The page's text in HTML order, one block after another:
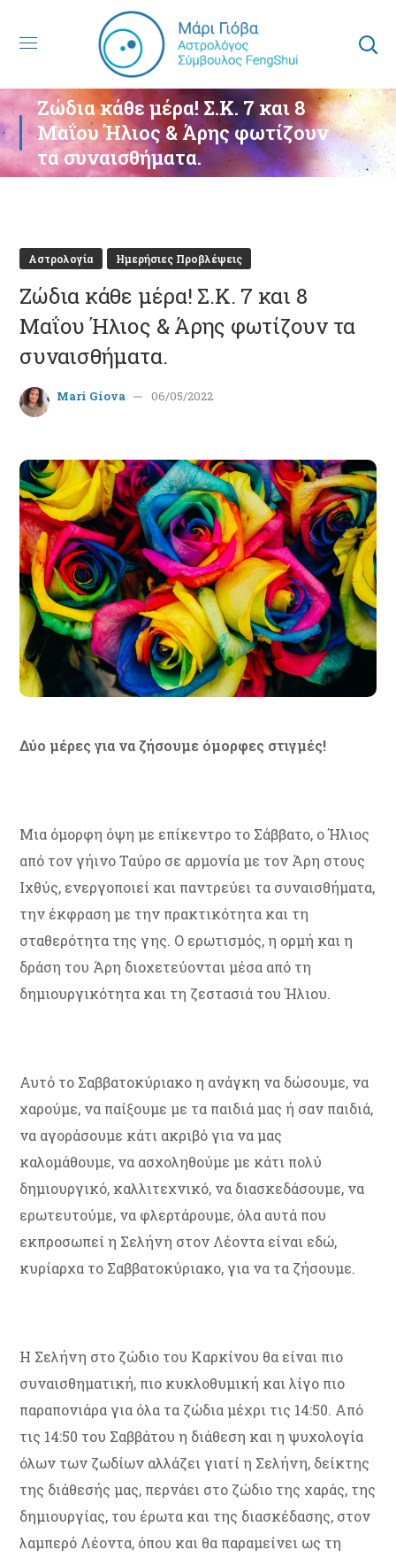
Ζώδια κάθε μέρα! Σ.Κ. 7 και 8
Μαΐου Ήλιος & Άρης φωτίζουν
τα συναισθήματα.
Αστρολογία Ημερήσιες Προβλέψεις
Ζώδια κάθε μέρα! Σ.Κ. 7 και 8
Μαΐου Ήλιος & Άρης φωτίζουν τα
συναισθήματα.
Mari Giova 06/05/2022
Δύο μέρες για να ζήσουμε όμορφες στιγμές!
Μια όμορφη όψη με επίκεντρο το Σάββατο, ο Ήλιος
από τον γήινο Ταύρο σε αρμονία με τον Άρη στους
Ιχθύς, ενεργοποιεί και παντρεύει τα συναισθήματα,
την έκφραση με την πρακτικότητα και τη
σταθερότητα της γης. Ο ερωτισμός, η ορμή και η
δράση του Άρη διοχετεύονται μέσα από τη
δημιουργικότητα και τη ζεστασιά του Ήλιου.
Αυτό το Σαββατοκύριακο η ανάγκη να δώσουμε, να
χαρούμε, να παίξουμε με τα παιδιά μας ή σαν παιδιά,
να αγοράσουμε κάτι ακριβό για να μας
καλομάθουμε, να ασχοληθούμε με κάτι πολύ
δημιουργικό, καλλιτεχνικό, να διασκεδάσουμε, να
ερωτευτούμε, να φλερτάρουμε, όλα αυτά που
εκπροσωπεί η Σελήνη στον Λέοντα είναι εδώ,
κυρίαρχα το Σαββατοκύριακο, για να τα ζήσουμε.
Η Σελήνη στο ζώδιο του Καρκίνου θα είναι πιο
συναισθηματική, πιο κυκλοθυμική και λίγο πιο
παραπονιάρα για όλα τα ζώδια μέχρι τις 14:50. Από
τις 14:50 του Σαββάτου η διάθεση και η ψυχολογία
όλων των ζωδίων αλλάζει γιατί η Σελήνη, δείκτης
της διάθεσής μας, περνάει στο ζώδιο της χαράς, της
δημιουργίας, του έρωτα και της διασκέδασης, στον
λαμπερό Λέοντα, όπου και θα παραμείνει ως τη